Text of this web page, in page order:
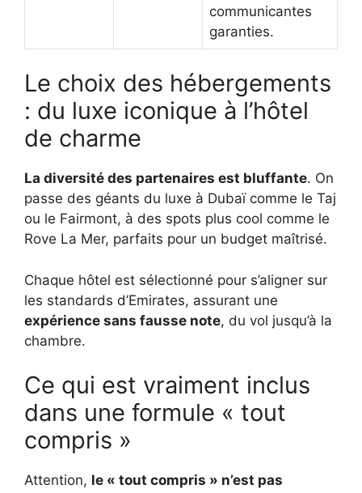
communicantes
garanties.
Le choix des hébergements
: du luxe iconique à l’hôtel
de charme
La diversité des partenaires est bluffante. On
passe des géants du luxe à Dubaï comme le Taj
ou le Fairmont, à des spots plus cool comme le
Rove La Mer, parfaits pour un budget maîtrisé.
Chaque hôtel est sélectionné pour s’aligner sur
les standards d’Emirates, assurant une
expérience sans fausse note, du vol jusqu’à la
chambre.
Ce qui est vraiment inclus
dans une formule « tout
compris »
Attention, le « tout compris » n’est pas